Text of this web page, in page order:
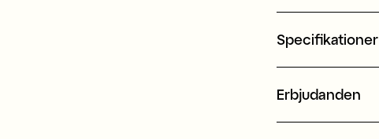
Specifikationer
Erbjudanden